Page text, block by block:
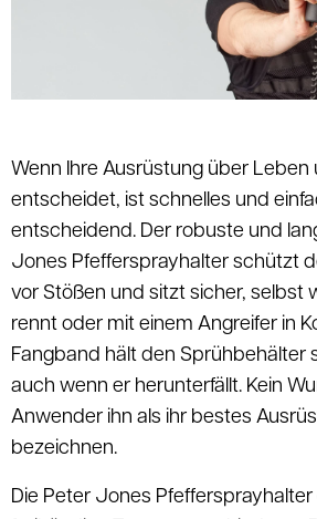
Wenn Ihre Ausrüstung über Leben
entscheidet, ist schnelles und
entscheidend. Der robuste und
Jones Pfeffersprayhalter schützt
vor Stößen und sitzt sicher, selbst
rennt oder mit einem Angreifer in
Fangband hält den Sprühbehälter
auch wenn er herunterfällt. Kein
Anwender ihn als ihr bestes
bezeichnen.
Die Peter Jones